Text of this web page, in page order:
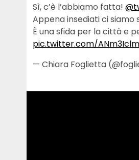
Sì, c’è l’abbiamo fatta!
Appena insediati ci
È una sfida per la città e
pic.twitter.com/
— Chiara Foglietta